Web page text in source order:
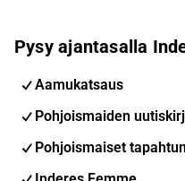
Pysy ajantasalla
Aamukatsaus
Pohjoismaiden
Pohjoismaiset